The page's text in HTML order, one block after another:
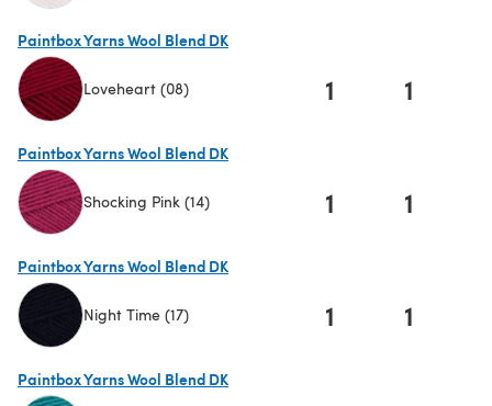
Paintbox Yarns Wool Blend DK
Loveheart (08) 1 1
Paintbox Yarns Wool Blend DK
Shocking Pink (14) 1 1
Paintbox Yarns Wool Blend DK
Night Time (17) 1 1
Paintbox Yarns Wool Blend DK